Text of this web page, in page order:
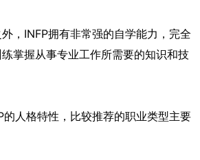
，INFP拥有非常强的自学能力，完全
掌握从事专业工作所需要的知识和技
的人格特性，比较推荐的职业类型主要